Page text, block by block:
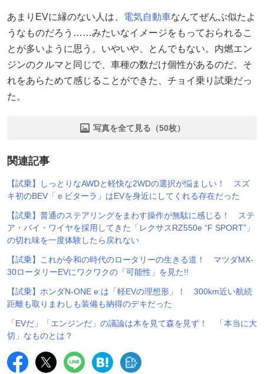
あまりEVに縁のない人は、 電気自動車なんてぜんぶ似たよ
うなものだろう……みたいなイメージをもっておられるこ
とが多いように思う。いやいや、とんでもない。内燃エン
ジンのクルマと同じで、車種の数だけ個性があるのだ。そ
れをあらためて感じることができた、チョイ乗り試乗だっ
た。
写真を全て見る（50枚）
関連記事
【試乗】しっとりなAWDと軽快な2WDの選択が悩ましい！ スズ
キ初のBEV「ｅビターラ」はEVを身近にしてくれる存在だった
【試乗】普通のステアリングをまわす操作が無駄に感じる！ ステ
ア・バイ・ワイヤを採用してきた「レクサスRZ550e “F SPORT”」
の切れ味を一度体験したら戻れない
【試乗】これが令和の時代のロータリーの生きる道！ マツダMX-
30ロータリーEVにワクワクの「可能性」を見た!!
【試乗】ホンダN-ONE e:は「軽EVの理想形」！ 300km近い航続
距離も取りまわしも装備も納得のデキだった
「EVだ」「エンジンだ」の議論は木を見て森を見ず！ 「本当に大
切」なものとは？